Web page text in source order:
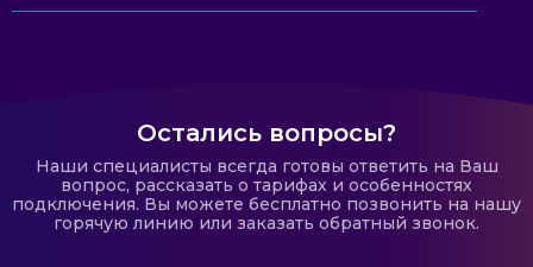
Остались вопросы?
Наши специалисты всегда готовы ответить на Ваш
вопрос, рассказать о тарифах и особенностях
подключения. Вы можете бесплатно позвонить на нашу
горячую линию или заказать обратный звонок.